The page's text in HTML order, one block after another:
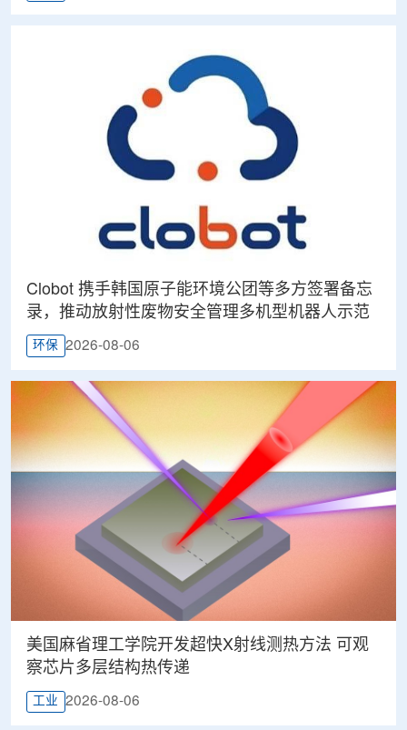
Clobot 携手韩国原子能环境公团等多方签署备忘
录，推动放射性废物安全管理多机型机器人示范
环保 2026-08-06
美国麻省理工学院开发超快X射线测热方法 可观
察芯片多层结构热传递
工业 2026-08-06